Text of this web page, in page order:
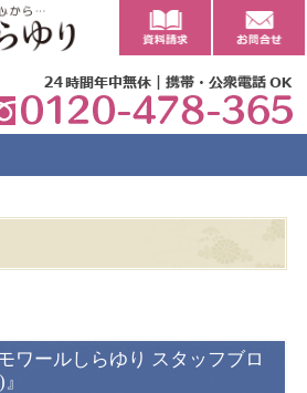
ワールしらゆり スタッフブロ